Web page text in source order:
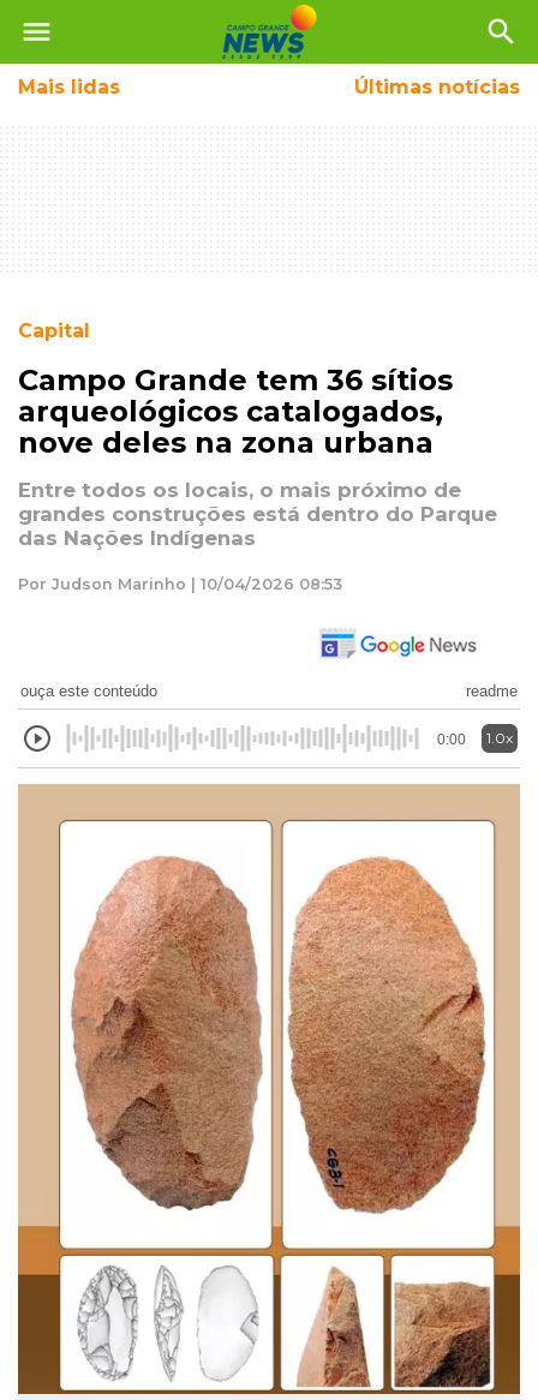
menu search
Mais lidas Últimas notícias
Capital
Campo Grande tem 36 sítios
arqueológicos catalogados,
nove deles na zona urbana
Entre todos os locais, o mais próximo de
grandes construções está dentro do Parque
das Nações Indígenas
Por Judson Marinho | 10/04/2026 08:53
ouça este conteúdo readme
0:00 1.0x